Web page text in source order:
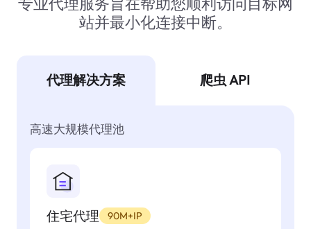
站并最小化连接中断。
代理解决方案 爬虫 API
高速大规模代理池
住宅代理 90M+IP